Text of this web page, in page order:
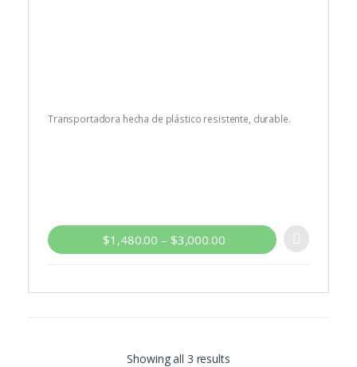
Transportadora hecha de plástico resistente, durable.
$1,480.00 – $3,000.00
Showing all 3 results